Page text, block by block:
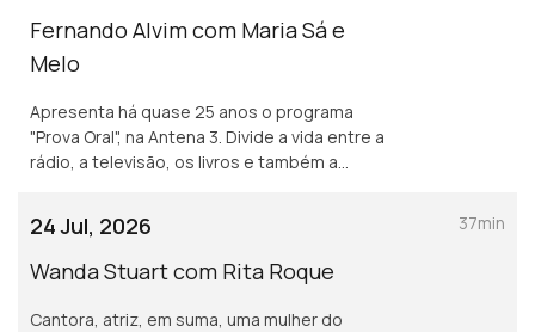
Fernando Alvim com Maria Sá e
Melo
Apresenta há quase 25 anos o programa
"Prova Oral", na Antena 3. Divide a vida entre a
rádio, a televisão, os livros e também a
foi livre.
24 Jul, 2026
Wanda Stuart com Rita Roque
Cantora, atriz, em suma, uma mulher do
37min